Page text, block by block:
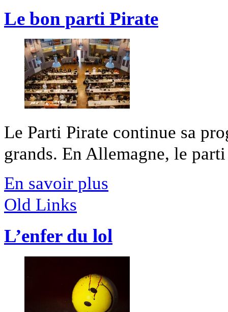
Le bon parti Pirate
Le Parti Pirate continue sa
grands. En Allemagne, le
En savoir plus
Old Links
L’enfer du lol